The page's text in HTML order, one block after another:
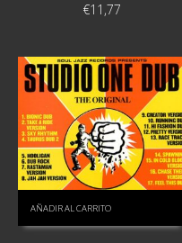
€11,77
AÑADIR AL CARRITO